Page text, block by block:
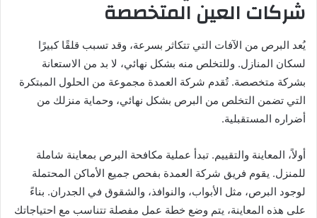
شركات العين المتخصصة
يُعد البرص من الآفات التي تتكاثر بسرعة، وقد تسبب قلقًا كبيرًا
لسكان المنازل. وللتخلص منه بشكل نهائي، لا بد من الاستعانة
بشركة متخصصة. تُقدم شركة العمدة مجموعة من الحلول المبتكرة
التي تضمن التخلص من البرص بشكل نهائي، وحماية منزلك من
أضراره المستقبلية.
أولاً، المعاينة والتقييم. تبدأ عملية مكافحة البرص بمعاينة شاملة
للمنزل. يقوم فريق شركة العمدة بفحص جميع الأماكن المحتملة
لوجود البرص، مثل الأبواب، والنوافذ، والشقوق في الجدران. بناءً
على هذه المعاينة، يتم وضع خطة عمل مفصلة تتناسب مع احتياجاتك